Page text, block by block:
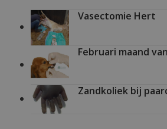
Vasectomie Hert
Februari maand
Zandkoliek bij